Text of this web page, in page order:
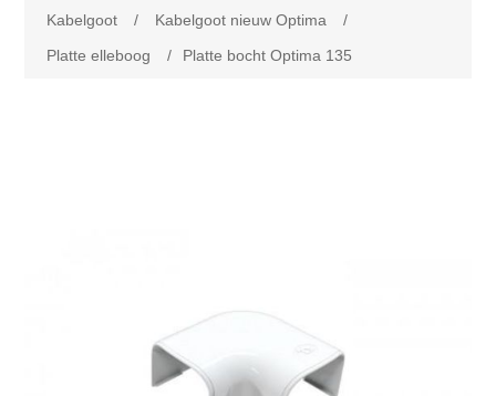
Kabelgoot
/ Kabelgoot nieuw Optima
/
Platte elleboog
/ Platte bocht Optima 135